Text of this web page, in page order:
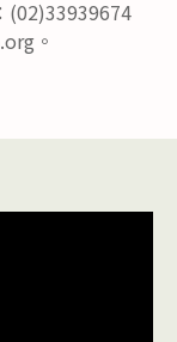
(02)33939674
。